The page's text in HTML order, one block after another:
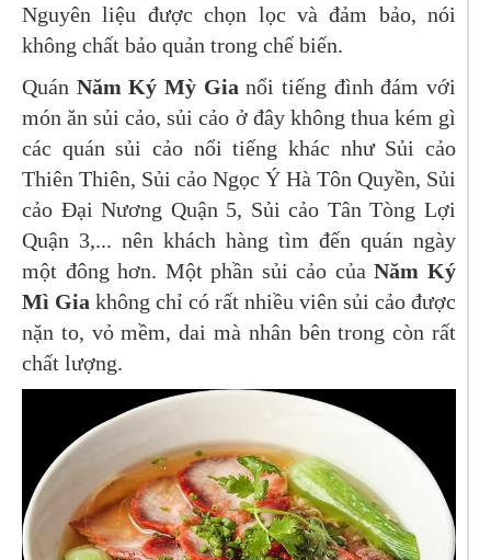
Nguyên liệu được chọn lọc và đảm bảo, nói
không chất bảo quản trong chế biến.
Quán Năm Ký Mỳ Gianổi tiếng đình đám với
món ăn sủi cảo, sủi cảo ở đây không thua kém gì
các quán sủi cảo nổi tiếng khác như Sủi cảo
Thiên Thiên, Sủi cảo Ngọc Ý Hà Tôn Quyền, Sủi
cảo Đại Nương Quận 5, Sủi cảo Tân Tòng Lợi
Quận 3,... nên khách hàng tìm đến quán ngày
một đông hơn. Một phần sủi cảo củaNăm Ký
Mì Gia không chỉ có rất nhiều viên sủi cảo được
nặn to, vỏ mềm, dai mà nhân bên trong còn rất
chất lượng.